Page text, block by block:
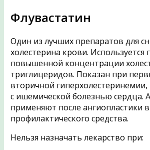
Флувастатин
Один из лучших препаратов для
холестерина крови. Используется
повышенной концентрации
триглицеридов. Показан при
вторичной гиперхолестеринемии,
с ишемической болезнью сердца.
применяют после ангиопластики в
профилактического средства.
Нельзя назначать лекарство при: